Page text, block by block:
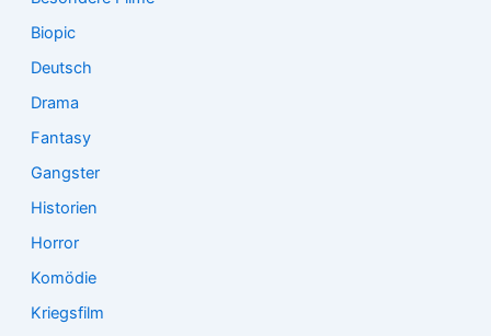
Biopic
Deutsch
Drama
Fantasy
Gangster
Historien
Horror
Komödie
Kriegsfilm